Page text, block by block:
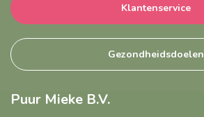
Klantenservice
Gezondheidsdoelen
Puur Mieke B.V.